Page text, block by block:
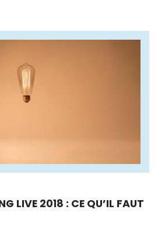
LIVE 2018 : CE QU’IL FAUT